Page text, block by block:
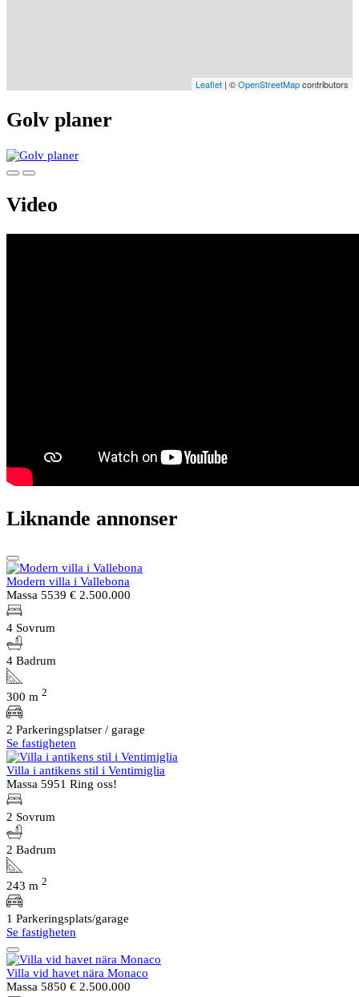
Leaflet | ©OpenStreetMapcontributors
Golv planer
Video
Liknande annonser
Modern villa i Vallebona
Massa 5539 € 2.500.000
4 Sovrum
4 Badrum
300 m 2
2 Parkeringsplatser / garage
Se fastigheten
Villa i antikens stil i Ventimiglia
Massa 5951 Ring oss!
2 Sovrum
2 Badrum
243 m 2
1 Parkeringsplats/garage
Se fastigheten
Villa vid havet nära Monaco
Massa 5850 € 2.500.000